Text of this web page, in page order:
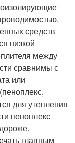
средств
низкой
между
сравнимы с
или
для утепления
пеноплекс
главным